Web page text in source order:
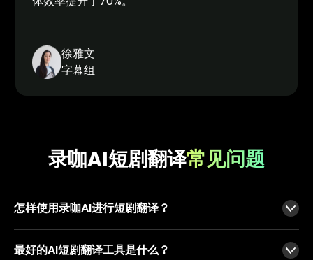
徐雅文
字幕组
录咖AI短剧翻译常见问题
怎样使用录咖AI进行短剧翻译？
最好的AI短剧翻译工具是什么？